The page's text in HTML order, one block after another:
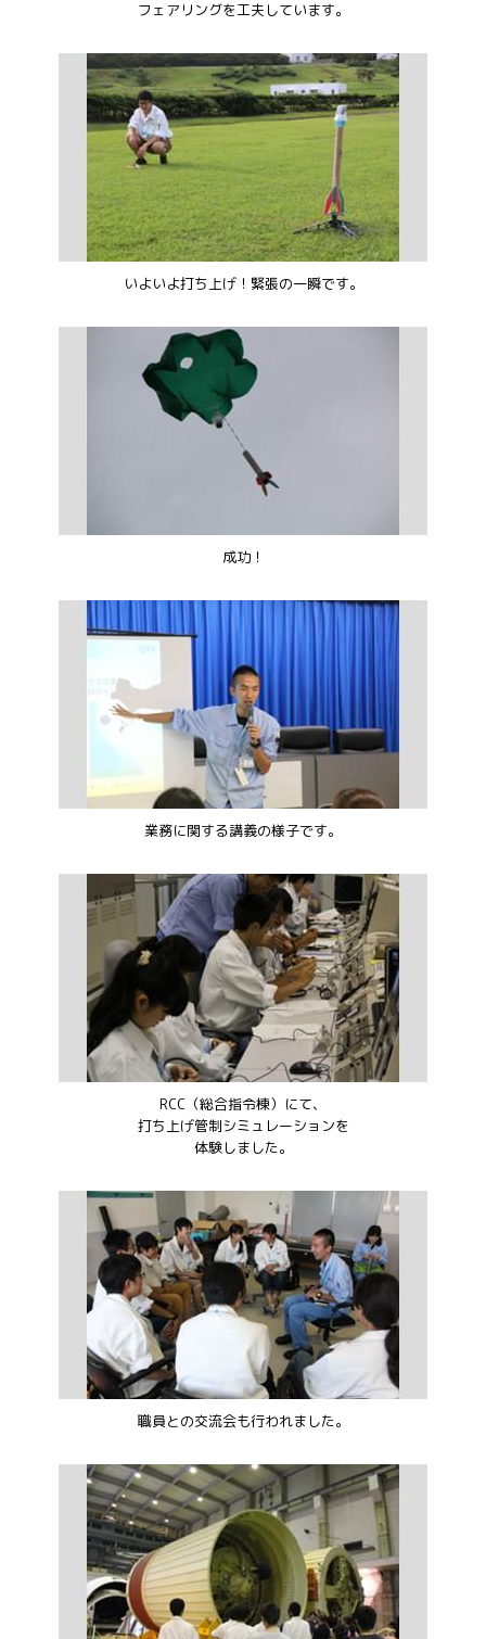
フェアリングを工夫しています。
いよいよ打ち上げ！緊張の一瞬です。
成功！
業務に関する講義の様子です。
RCC（総合指令棟）にて、
打ち上げ管制シミュレーションを
体験しました。
職員との交流会も行われました。